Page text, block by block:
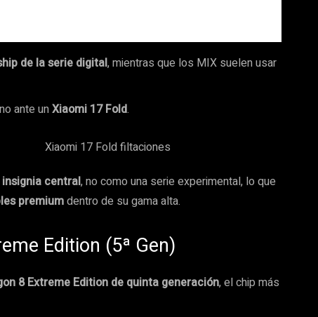
de la serie digital, mientras que los MIX suelen usar
ante unXiaomi 17 Fold.
insignia central, no como una serie experimental, lo que
premiumdentro de su gama alta.
Edition (5ª Gen)
8 Extreme Edition de quinta generación, el chip más